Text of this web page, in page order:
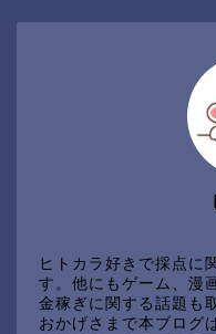
ヒトカラ好きで採点に
す。他にもゲーム、漫
金稼ぎに関する話題も
おかげさまで本ブログ